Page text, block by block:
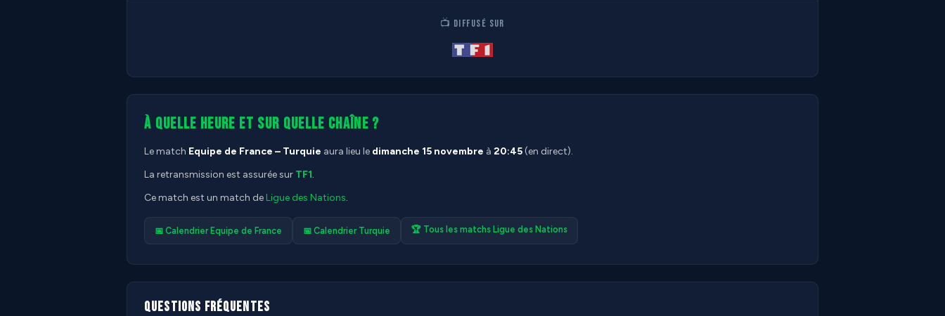
📺 DIFFUSÉ SUR
À quelle heure et sur quelle chaîne ?
Le match Equipe de France – Turquie aura lieu le dimanche 15 novembre à 20:45(en direct).
La retransmission est assurée sur TF1.
Ce match est un match deLigue des Nations.
📅 Calendrier Equipe de France 📅 Calendrier Turquie 🏆 Tous les matchs Ligue des Nations
Questions fréquentes